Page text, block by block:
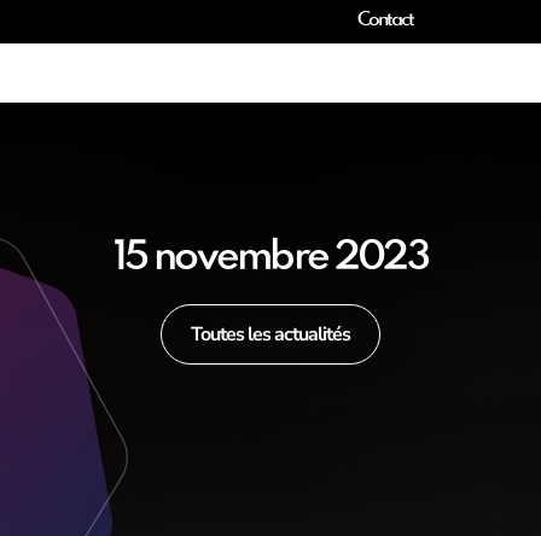
Contact
15 novembre 2023
Toutes les actualités